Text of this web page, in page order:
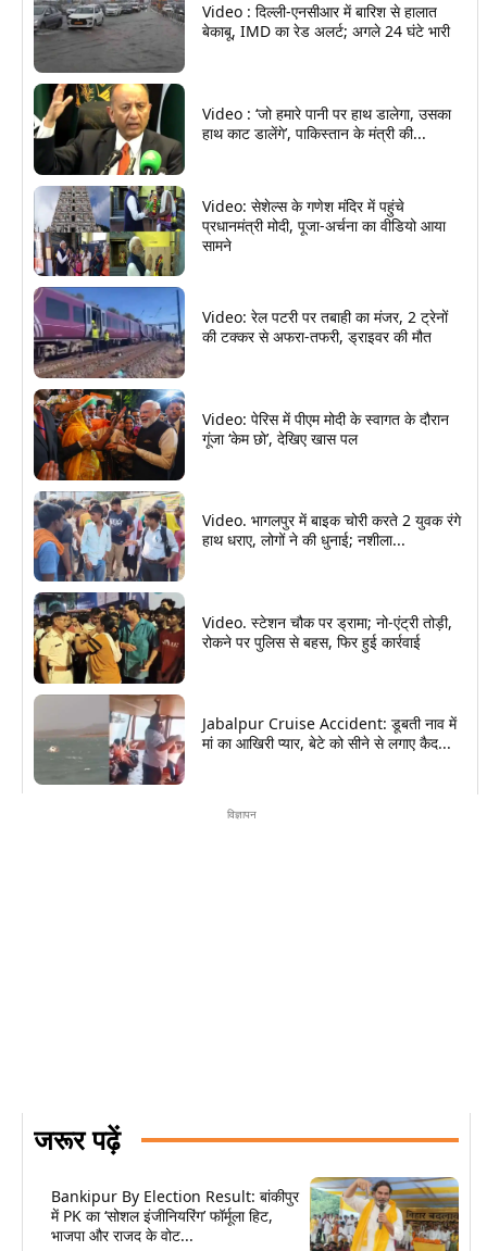
Video : दिल्ली-एनसीआर में बारिश से हालात
बेकाबू, IMD का रेड अलर्ट; अगले 24 घंटे भारी
Video : ‘जो हमारे पानी पर हाथ डालेगा, उसका
हाथ काट डालेंगे’, पाकिस्तान के मंत्री की...
Video: सेशेल्स के गणेश मंदिर में पहुंचे
प्रधानमंत्री मोदी, पूजा-अर्चना का वीडियो आया
सामने
Video: रेल पटरी पर तबाही का मंजर, 2 ट्रेनों
की टक्कर से अफरा-तफरी, ड्राइवर की मौत
Video: पेरिस में पीएम मोदी के स्वागत के दौरान
गूंजा ‘केम छो’, देखिए खास पल
Video. भागलपुर में बाइक चोरी करते 2 युवक रंगे
हाथ धराए, लोगों ने की धुनाई; नशीला...
Video. स्टेशन चौक पर ड्रामा; नो-एंट्री तोड़ी,
रोकने पर पुलिस से बहस, फिर हुई कार्रवाई
Jabalpur Cruise Accident: डूबती नाव में
मां का आखिरी प्यार, बेटे को सीने से लगाए कैद...
विज्ञापन
जरूर पढ़ें
Bankipur By Election Result: बांकीपुर
में PK का ‘सोशल इंजीनियरिंग’ फॉर्मूला हिट,
भाजपा और राजद के वोट...